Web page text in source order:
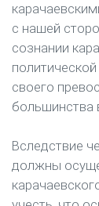
с нашей
сознании
своего
большинства
Вследствие
должны